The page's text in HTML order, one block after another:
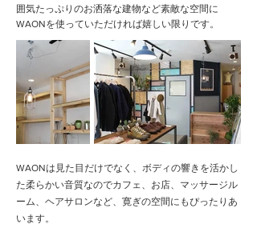
囲気たっぷりのお洒落な建物など素敵な空間に
WAONを使っていただければ嬉しい限りです。
WAONは見た目だけでなく、ボディの響きを活かし
た柔らかい音質なのでカフェ、お店、マッサージル
ーム、ヘアサロンなど、寛ぎの空間にもぴったりあ
います。